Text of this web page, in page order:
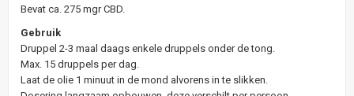
Bevat ca. 275 mgr CBD.
Gebruik
Druppel 2-3 maal daags enkele druppels onder de tong.
Max. 15 druppels per dag.
Laat de olie 1 minuut in de mond alvorens in te slikken.